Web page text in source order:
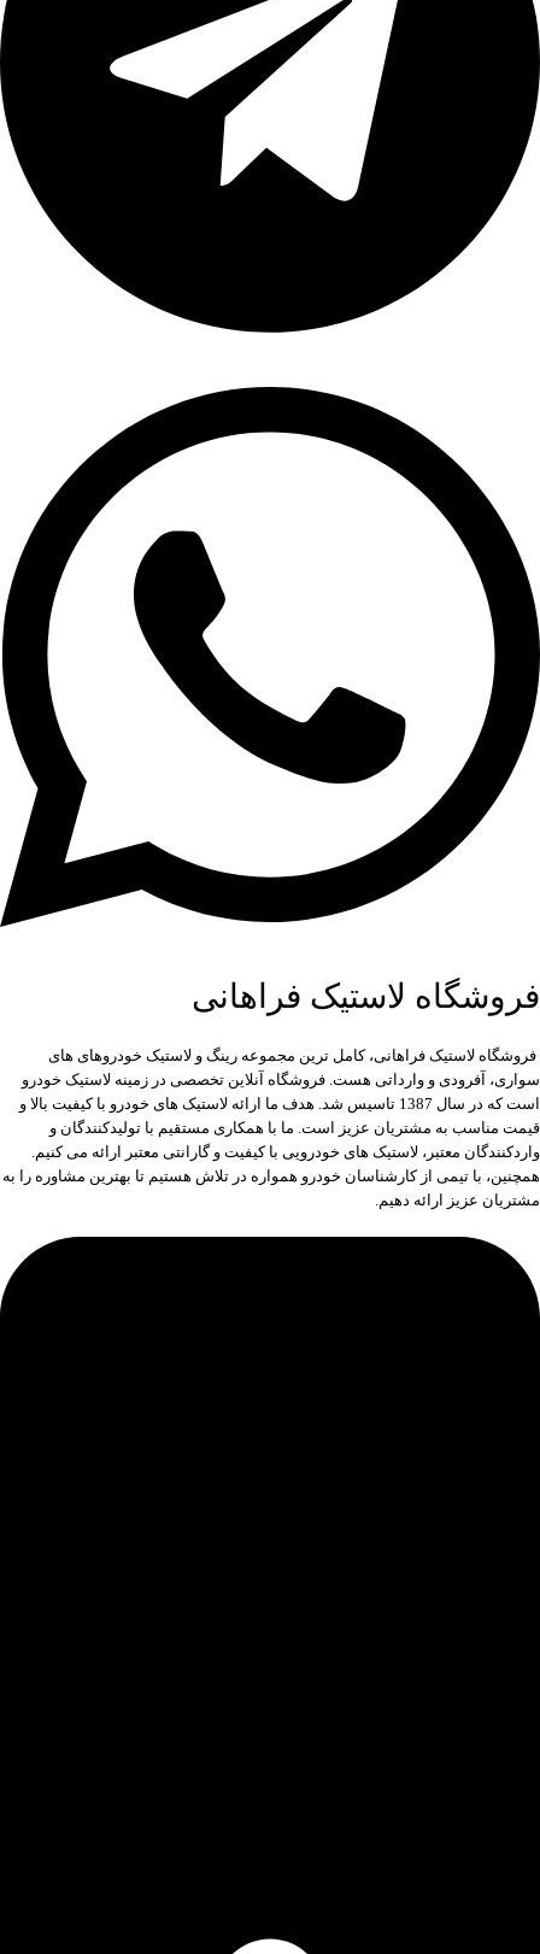
فروشگاه لاستیک فراهانی
فروشگاه لاستیک فراهانی، کامل ترین مجموعه رینگ و لاستیک خودروهای های
سواری، آفرودی و وارداتی هست. فروشگاه آنلاین تخصصی در زمینه لاستیک خودرو
است که در سال 1387 تاسیس شد. هدف ما ارائه لاستیک های خودرو با کیفیت بالا و
قیمت مناسب به مشتریان عزیز است. ما با همکاری مستقیم با تولیدکنندگان و
واردکنندگان معتبر، لاستیک های خودرویی با کیفیت و گارانتی معتبر ارائه می کنیم.
همچنین، با تیمی از کارشناسان خودرو همواره در تلاش هستیم تا بهترین مشاوره را به
مشتریان عزیز ارائه دهیم.